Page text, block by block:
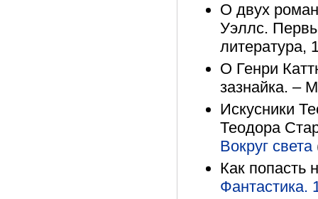
О двух
Уэллс.
литература,
О Генри
зазнайка. –
Искусники
Теодора
Вокруг света
Как попасть
Фантастика.